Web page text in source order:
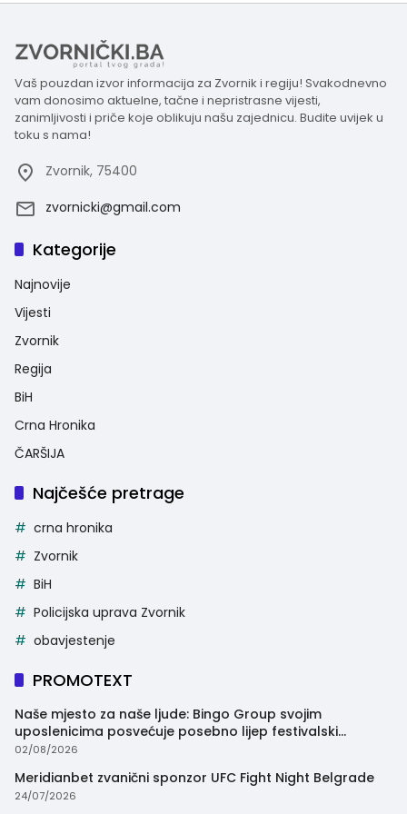
Vaš pouzdan izvor informacija za Zvornik i regiju! Svakodnevno
vam donosimo aktuelne, tačne i nepristrasne vijesti,
zanimljivosti i priče koje oblikuju našu zajednicu. Budite uvijek u
toku s nama!
Zvornik, 75400
zvornicki@gmail.com
Kategorije
Najnovije
Vijesti
Zvornik
Regija
BiH
Crna Hronika
ČARŠIJA
Najčešće pretrage
crna hronika
Zvornik
BiH
Policijska uprava Zvornik
obavjestenje
PROMOTEXT
Naše mjesto za naše ljude: Bingo Group svojim
uposlenicima posvećuje posebno lijep festivalski
trenutak
02/08/2026
Meridianbet zvanični sponzor UFC Fight Night Belgrade
24/07/2026